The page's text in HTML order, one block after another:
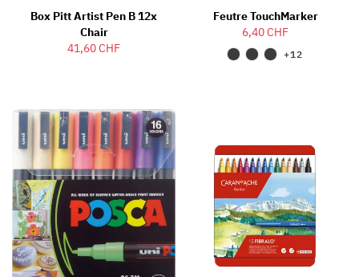
Box Pitt Artist Pen B 12x
Chair
41,60 CHF
Feutre TouchMarker
6,40 CHF
+12